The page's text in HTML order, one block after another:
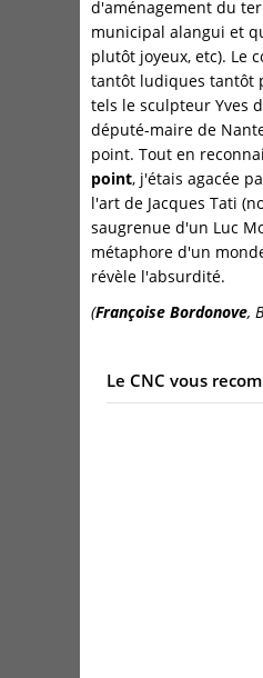
d'aménagement du
municipal alangui et
plutôt joyeux, etc). Le
tantôt ludiques tantôt
tels le sculpteur Yves
député-maire de
point. Tout en
point, j'étais agacée
l'art de Jacques Tati
saugrenue d'un Luc
métaphore d'un
révèle l'absurdité.
(Françoise Bordonove,
Le CNC vous